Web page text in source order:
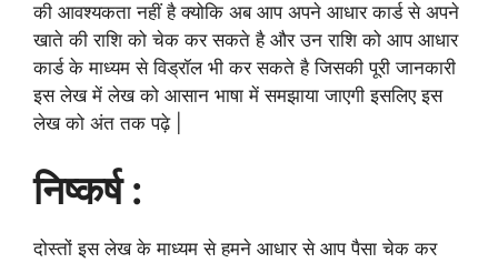
की आवश्यकता नहीं है क्योकि अब आप अपने आधार कार्ड से अपने
खाते की राशि को चेक कर सकते है और उन राशि को आप आधार
कार्ड के माध्यम से विड्रॉल भी कर सकते है जिसकी पूरी जानकारी
इस लेख में लेख को आसान भाषा में समझाया जाएगी इसलिए इस
लेख को अंत तक पढ़े |
निष्कर्ष :
दोस्तों इस लेख के माध्यम से हमने आधार से आप पैसा चेक कर